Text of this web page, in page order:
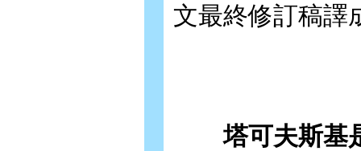
文最終修訂稿譯
塔可夫斯基